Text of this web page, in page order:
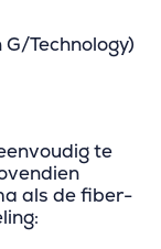
Technology)
te
als de fiber-